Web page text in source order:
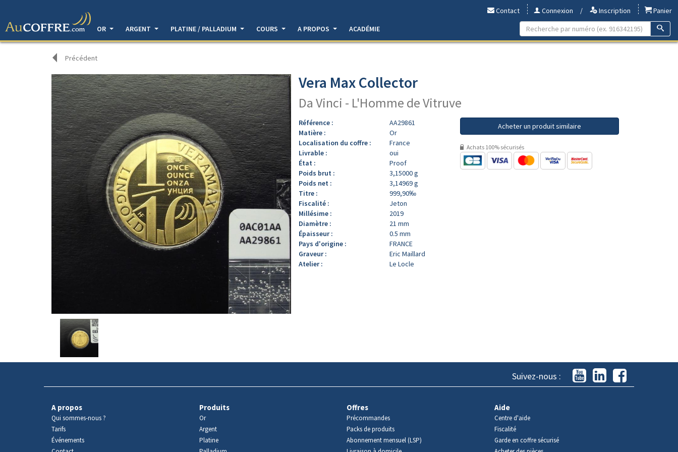
Contact Connexion / Inscription
Panier
OR
ARGENT PLATINE / PALLADIUM COURS A PROPOS ACADÉMIE
Précédent
Avers
produit
Vera Max Collector
Da Vinci - L'Homme de Vitruve
Référence :
AA29861
Matière :
Or
Localisation du coffre :
France
Livrable :
oui
État :
Proof
Poids brut :
3,15000 g
Poids net :
3,14969 g
Titre :
999,90‰
Fiscalité :
Jeton
Millésime :
2019
Diamètre :
21 mm
Épaisseur :
0.5 mm
Pays d'origine :
FRANCE
Graveur :
Eric Maillard
Atelier :
Le Locle
Acheter un produit similaire
Achats 100% sécurisés
Suivez-nous :
A propos
Qui sommes-nous ?
Tarifs
Événements
Produits
Or
Argent
Platine
Offres
Précommandes
Packs de produits
Abonnement mensuel (LSP)
Aide
Centre d'aide
Fiscalité
Garde en coffre sécurisé